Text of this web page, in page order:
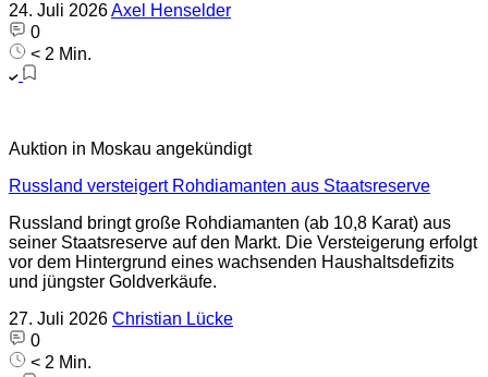
24. Juli 2026Axel Henselder
0
< 2 Min.
Auktion in Moskau angekündigt
Russland versteigert Rohdiamanten aus Staatsreserve
Russland bringt große Rohdiamanten (ab 10,8 Karat) aus
seiner Staatsreserve auf den Markt. Die Versteigerung erfolgt
vor dem Hintergrund eines wachsenden Haushaltsdefizits
und jüngster Goldverkäufe.
27. Juli 2026 Christian Lücke
0
< 2 Min.